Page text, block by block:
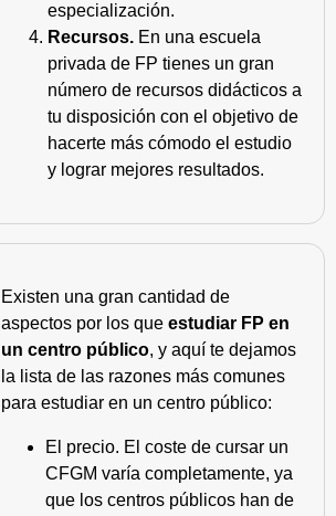
especialización.
Recursos. En una escuela
privada de FP tienes un gran
número de recursos didácticos a
tu disposición con el objetivo de
hacerte más cómodo el estudio
y lograr mejores resultados.
Existen una gran cantidad de
aspectos por los que estudiar FP en
un centro público, y aquí te dejamos
la lista de las razones más comunes
para estudiar en un centro público:
El precio. El coste de cursar un
CFGM varía completamente, ya
que los centros públicos han de